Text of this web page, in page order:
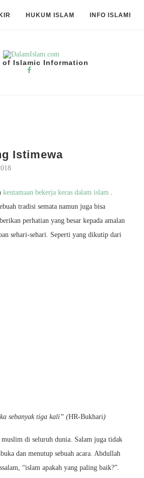
HUKUM ISLAM INFO ISLAMI
of Islamic Information
Istimewa
keutamaan bekerja keras dalam islam .
tradisi semata namun juga bisa
perhatian yang besar kepada amalan
sehari-sehari. Seperti yang dikutip dari
sebanyak tiga kali” (HR-Bukhari)
di seluruh dunia. Salam juga tidak
dan menutup sebuah acara. Abdullah
“islam apakah yang paling baik?”.